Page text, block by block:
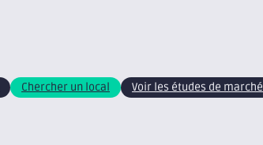
Chercher un local Voir les études de marché